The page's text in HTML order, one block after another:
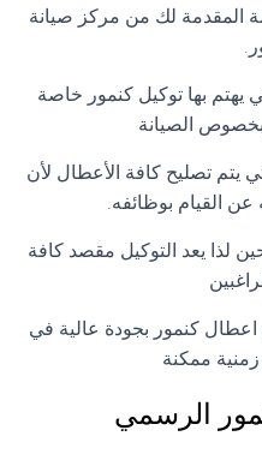
المقدمة لك من مركز صيانة
يهتم بها توكيل كنمور خاصة
بخصوص الصيانة
يتم تصليح كافة الأعطال لأن
القيام بوظائفه.
لذا يعد التوكيل مقصد كافة
كنمور بجودة عالية في
ممكنة
الرسمي